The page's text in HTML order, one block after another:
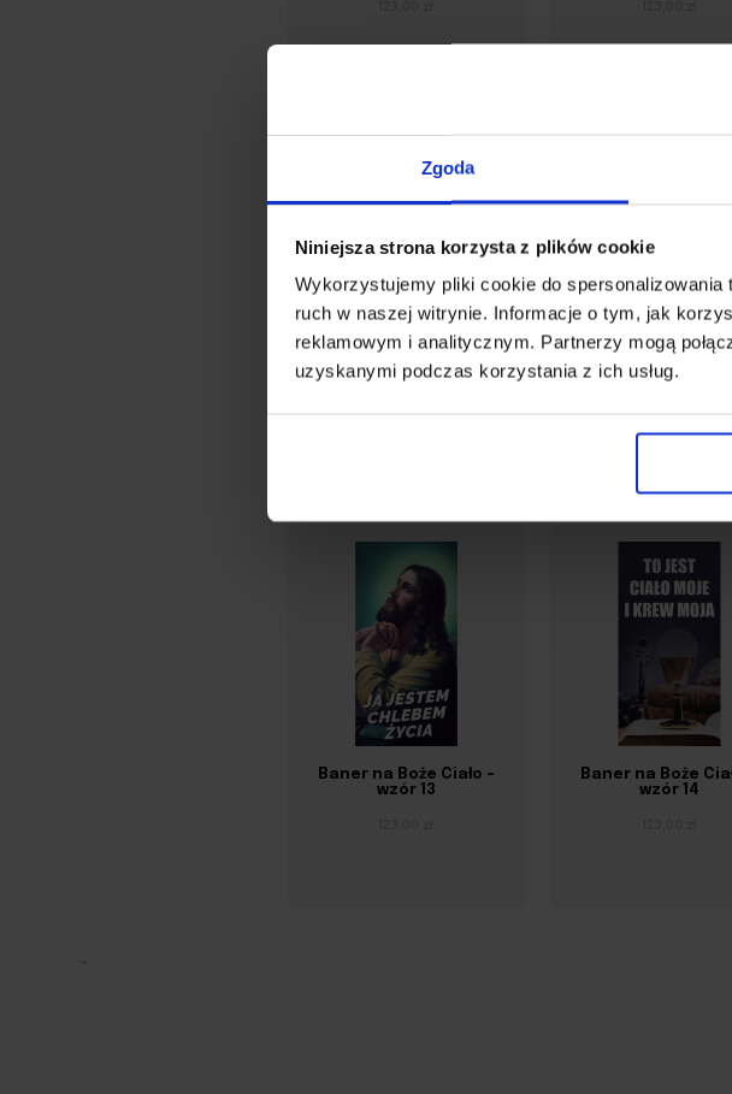
Zgoda
Niniejsza strona korzysta z plików cookie
Wykorzystujemy pliki cookie do
ruch w naszej witrynie. Informacje o tym, jak
reklamowym i analitycznym. Partnerzy mogą
uzyskanymi podczas korzystania z ich usług.
Baner na Boże Ciało –
wzór 09
Baner na Boże
wzór 10
Baner na Boże Ciało –
wzór 13
Baner na Boże
wzór 14